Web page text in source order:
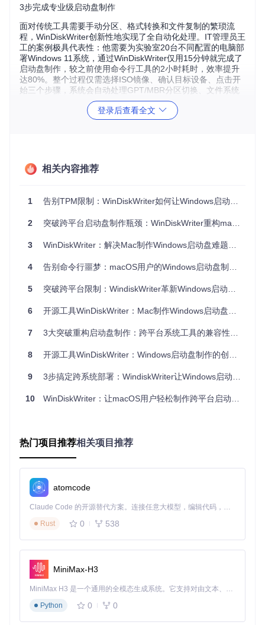
3步完成专业级启动盘制作
面对传统工具需要手动分区、格式转换和文件复制的繁琐流
程，WinDiskWriter创新性地实现了全自动化处理。IT管理员王
工的案例极具代表性：他需要为实验室20台不同配置的电脑部
署Windows 11系统，通过WinDiskWriter仅用15分钟就完成了
启动盘制作，较之前使用命令行工具的2小时耗时，效率提升
达80%。整个过程仅需选择ISO镜像、确认目标设备、点击开
始三个步骤，系统会自动处理GPT/MBR分区切换、文件系统
格式化和引导程序配置。
突破硬件限制的关键技术
功在2015年生产的MacBook Pro上完成Windows 11安装，解
件检测机制。
技术选型解析
WinDiskWriter采用Objective-C开发，确保从macOS 10.6到最
势在于整合了wimlib库和grub4dos引导程序：wimlib提供高效
os则实现了UEFI与Legacy BIOS的双模引导支持。这种组合方
0%，尤其对2012年前的老旧设备支持更完善。
性能优化的实现路径
工具在文件处理流程上采用多线程架构，当处理4GB以上的ins
tall.wim文件时，会自动启用并行压缩算法，将分割时间从传
统工具的20分钟缩短至5分钟以内。开发团队通过对wimlib源
码的深度优化，使文件读写效率提升30%，这在需要批量制作
全场景应用指南
某软件公司的技术支持团队利用WinDiskWriter建立了标准化
部署流程：将包含定制驱动和预装软件的Windows镜像制作为
启动盘，新员工电脑只需15分钟即可完成系统配置。工具的日
决了传统手动安装过程中难以标准化的问题。
对于需要在MacBook上运行Windows虚拟机的设计师小张而
言，WinDiskWriter提供了便捷的解决方案。他通过工具制作
的启动盘不仅能引导物理机，还可直接作为虚拟机的安装介
版本的支持，使其成为个人技术爱好者的必备工具。
登录后查看全文
相关内容推荐
1 告别TPM限制：WinDiskWriter如何让Windows启动盘制作效率提升90%
2 突破跨平台启动盘制作瓶颈：WinDiskWriter重构macOS系统部署体验
3 WinDiskWriter：解决Mac制作Windows启动盘难题的跨平台解决方案
4 告别命令行噩梦：macOS用户的Windows启动盘制作革命
5 突破跨平台限制：WindiskWriter革新Windows启动盘制作技术
6 开源工具WinDiskWriter：Mac制作Windows启动盘的完整解决方案
7 3大突破重构启动盘制作：跨平台系统工具的兼容性革命
8 开源工具WinDiskWriter：Windows启动盘制作的创新方案
9 3步搞定跨系统部署：WindiskWriter让Windows启动盘制作效率提升200%
10 WinDiskWriter：让macOS用户轻松制作跨平台启动盘的实用工具
热门项目推荐相关项目推荐
atomcode
Claude Code 的开源替代方案。连接任意大模型，编辑代码，运行命令，自动验证 — 全自动执行。用 Rust 构建，极致性能。 ｜ An open-source alternative to Claude Code. Connect any LLM, edit code, run commands, and verify changes — autonomously. Built in Rust for speed. Get Started
Rust
0 538
MiniMax-H3
MiniMax H3 是一个通用的全模态生成系统。它支持对由文本、图像、视频和音频组成的多模态上下文进行统一理解，并能生成分辨率高达 2K、时长可达 15 秒的带原生立体声音频的视频。得益于面向任务泛化的系统设计，H3 在预训练阶段就已具备广泛的多模态上下文理解与生成能力，能够出色地执行复杂的多模态指令。
Python
0 0